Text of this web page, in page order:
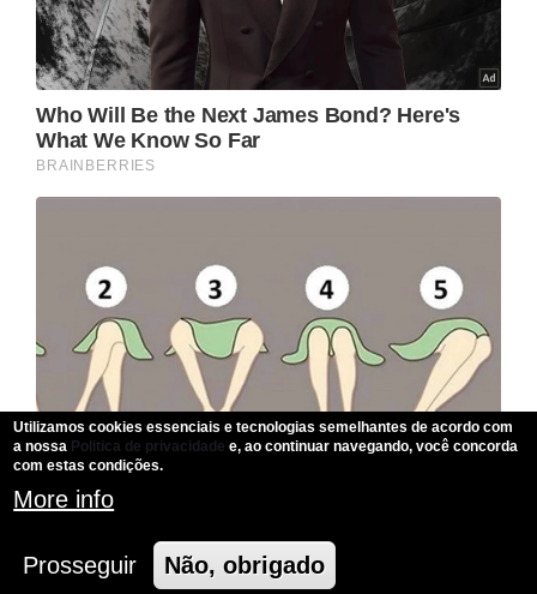
Utilizamos cookies essenciais e tecnologias semelhantes de acordo com
a nossa Politica de privacidade e, ao continuar navegando, você concorda
com estas condições.
More info
Prosseguir Não, obrigado